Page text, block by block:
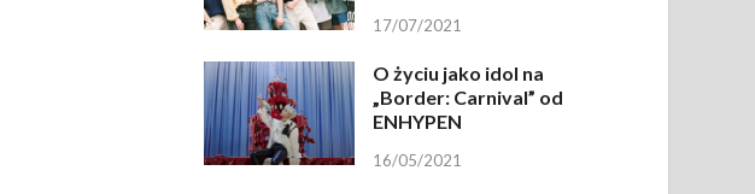
17/07/2021
O życiu jako idol na
„Border: Carnival” od
ENHYPEN
16/05/2021